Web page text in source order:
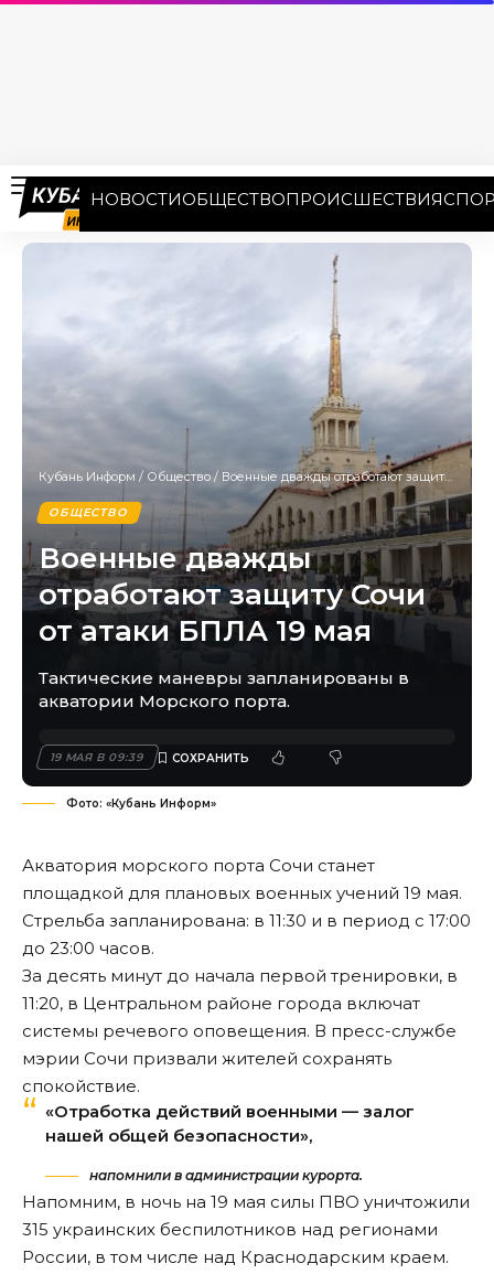
НОВОСТИОБЩЕСТВОПРОИСШЕСТВИЯ
Кубань Информ / Общество / Военные дважды отработают защиту Сочи от атаки БПЛА 19 мая
ОБЩЕСТВО
Военные дважды
отработают защиту Сочи
от атаки БПЛА 19 мая
Тактические маневры запланированы в
акватории Морского порта.
19 МАЯ В 09:39
Фото: «Кубань Информ»
Акватория морского порта Сочи станет
площадкой для плановых военных учений 19 мая.
Стрельба запланирована: в 11:30 и в период с 17:00
до 23:00 часов.
За десять минут до начала первой тренировки, в
11:20, в Центральном районе города включат
системы речевого оповещения. В пресс-службе
мэрии Сочи призвали жителей сохранять
спокойствие.
«Отработка действий военными — залог
нашей общей безопасности»,
напомнили в администрации курорта.
Напомним, в ночь на 19 мая силы ПВО уничтожили
315 украинских беспилотников над регионами
России, в том числе над Краснодарским краем.